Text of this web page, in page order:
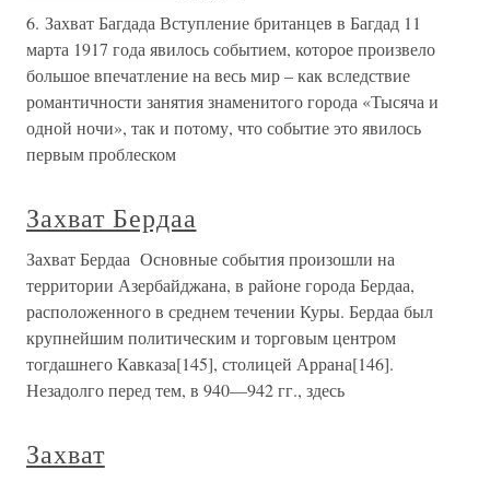
6. Захват Багдада Вступление британцев в Багдад 11
марта 1917 года явилось событием, которое произвело
большое впечатление на весь мир – как вследствие
романтичности занятия знаменитого города «Тысяча и
одной ночи», так и потому, что событие это явилось
первым проблеском
Захват Бердаа
Захват Бердаа Основные события произошли на
территории Азербайджана, в районе города Бердаа,
расположенного в среднем течении Куры. Бердаа был
крупнейшим политическим и торговым центром
тогдашнего Кавказа[145], столицей Аррана[146].
Незадолго перед тем, в 940—942 гг., здесь
Захват